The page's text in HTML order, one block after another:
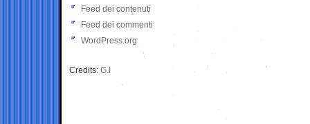
Feed dei contenuti
Feed dei commenti
WordPress.org
Credits: G.I